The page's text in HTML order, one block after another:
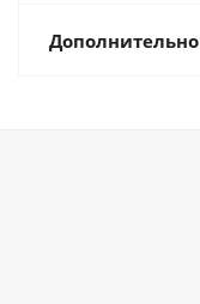
Дополнительно